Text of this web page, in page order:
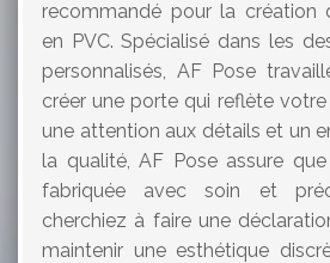
recommandé pour la création
en PVC. Spécialisé dans les
personnalisés, AF Pose
créer une porte qui reflète
une attention aux détails et un
la qualité, AF Pose assure
fabriquée avec soin et
cherchiez à faire une
maintenir une esthétique